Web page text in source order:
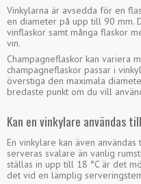
Vinkylaren är särskilt lämplig
middagen. Den hjälper till att
och fungerar samtidigt som en
Fördelar med en vinkylare
Håller en flaska vid önskad
Justerbar temperatur från
Kan även användas till
Elektronisk temperaturstyrning
Digital display och enkel
Kompakt design för matbord,
Finns både med
Vinkylarna är avsedda för en
en diameter på upp till 90 mm.
vinflaskor samt många flaskor
vin.
Champagneflaskor kan variera
champagneflaskor passar i
överstiga den maximala
bredaste punkt om du vill
Kan en vinkylare användas
En vinkylare kan även
serveras svalare än vanlig
ställas in upp till 18 °C är det
det vid en lämplig